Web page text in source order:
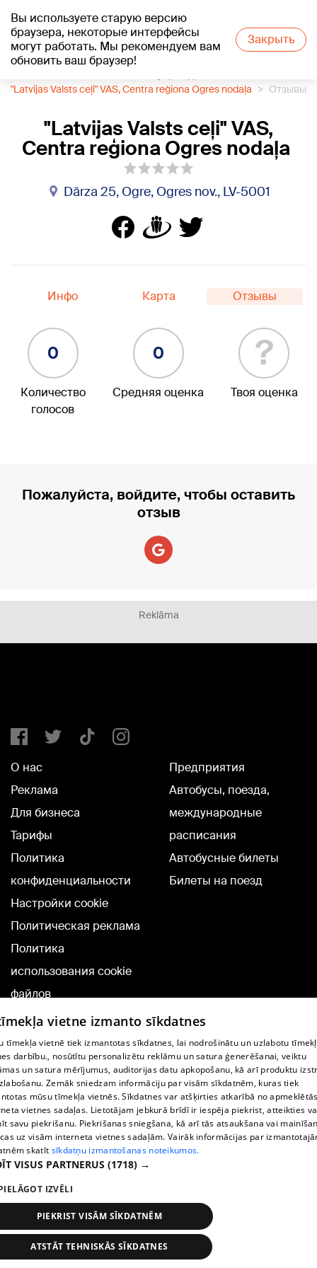
Вы используете старую версию
браузера, некоторые интерфейсы
могут работать. Мы рекомендуем вам
обновить ваш браузер!
Закрыть
+27°C
"Latvijas Valsts ceļi" VAS, Centra reģiona Ogres nodaļa
Отзывы
"Latvijas Valsts ceļi" VAS,
Centra reģiona Ogres nodaļa
Dārza 25, Ogre, Ogres nov., LV-5001
Инфо Карта Отзывы
0
Количество
голосов
0
Средняя оценка
?
Твоя оценка
Пожалуйста, войдите, чтобы оставить
отзыв
Reklāma
О нас
Реклама
Для бизнеса
Тарифы
Политика
конфиденциальности
Настройки cookie
Политическая реклама
Политика
использования cookie
файлов
Добавление
комментариев
Предприятия
Автобусы, поезда,
международные
расписания
Автобусные билеты
Билеты на поезд
TВ-программа
Условия договора
360 Ziņu kontakti
Helio Media
Служба помощи портала: э-почта -
All rights reserved.
Новости Искать 1188 play Транспорт
vietne izmanto sīkdatnes
tīmekļa vietnē tiek izmantotas sīkdatnes, lai nodrošinātu un uzlabotu
darbību., nosūtītu personalizētu reklāmu un satura ģenerēšanai, veiktu
un satura mērījumus, auditorijas datu apkopošanu, kā arī produktu
Zemāk sniedzam informāciju par visām sīkdatnēm, kuras tiek
mūsu tīmekļa vietnēs. Sīkdatnes var atšķirties atkarībā no
vietnes sadaļas. Lietotājam jebkurā brīdī ir iespēja piekrist, atteikties
savu piekrišanu. Piekrišanas sniegšana, kā arī tās atsaukšana vai
uz visām interneta vietnes sadaļām. Vairāk informācijas par
skatīt sīkdatņu izmantošanas noteikumos.
VISUS PARTNERUS (1718) →
IZVĒLI
PIEKRIST VISĀM SĪKDATNĒM
ATSTĀT TEHNISKĀS SĪKDATNES